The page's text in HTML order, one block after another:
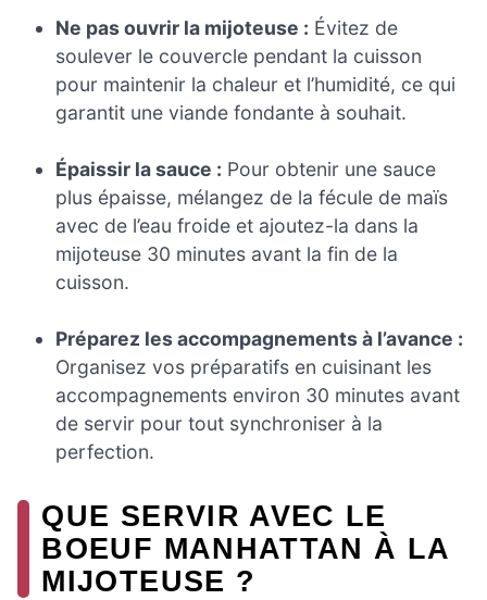
Ne pas ouvrir la mijoteuse : Évitez de
soulever le couvercle pendant la cuisson
pour maintenir la chaleur et l’humidité, ce qui
garantit une viande fondante à souhait.
Épaissir la sauce : Pour obtenir une sauce
plus épaisse, mélangez de la fécule de maïs
avec de l’eau froide et ajoutez-la dans la
mijoteuse 30 minutes avant la fin de la
cuisson.
Préparez les accompagnements à l’avance :
Organisez vos préparatifs en cuisinant les
accompagnements environ 30 minutes avant
de servir pour tout synchroniser à la
perfection.
QUE SERVIR AVEC LE
BOEUF MANHATTAN À LA
MIJOTEUSE ?